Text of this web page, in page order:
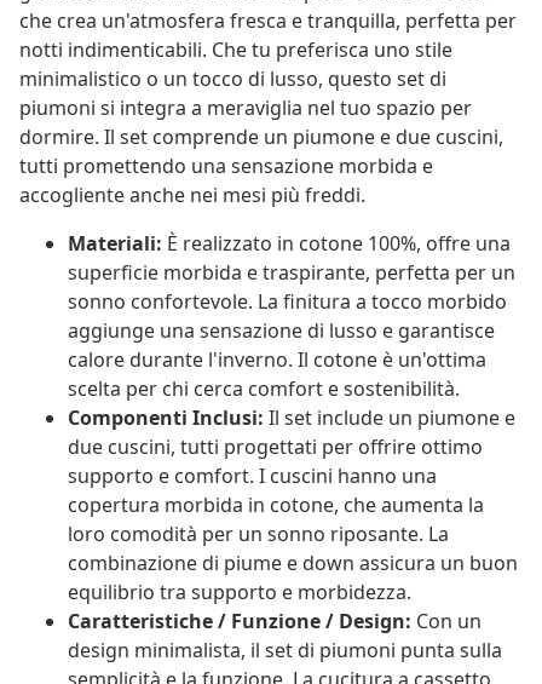
che crea un'atmosfera fresca e tranquilla, perfetta per
notti indimenticabili. Che tu preferisca uno stile
minimalistico o un tocco di lusso, questo set di
piumoni si integra a meraviglia nel tuo spazio per
dormire. Il set comprende un piumone e due cuscini,
tutti promettendo una sensazione morbida e
accogliente anche nei mesi più freddi.
Materiali: È realizzato in cotone 100%, offre una
superficie morbida e traspirante, perfetta per un
sonno confortevole. La finitura a tocco morbido
aggiunge una sensazione di lusso e garantisce
calore durante l'inverno. Il cotone è un'ottima
scelta per chi cerca comfort e sostenibilità.
Componenti Inclusi: Il set include un piumone e
due cuscini, tutti progettati per offrire ottimo
supporto e comfort. I cuscini hanno una
copertura morbida in cotone, che aumenta la
loro comodità per un sonno riposante. La
combinazione di piume e down assicura un buon
equilibrio tra supporto e morbidezza.
Caratteristiche / Funzione / Design: Con un
design minimalista, il set di piumoni punta sulla